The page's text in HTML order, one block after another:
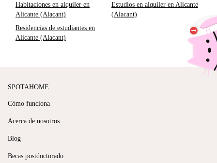
Habitaciones en alquiler en
Alicante (Alacant)
Estudios en alquiler en Alicante
(Alacant)
Residencias de estudiantes en
Alicante (Alacant)
SPOTAHOME
Cómo funciona
Acerca de nosotros
Blog
Becas postdoctorado